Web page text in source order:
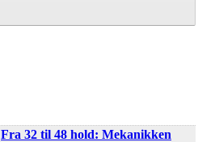
Fra 32 til 48 hold: Mekanikken